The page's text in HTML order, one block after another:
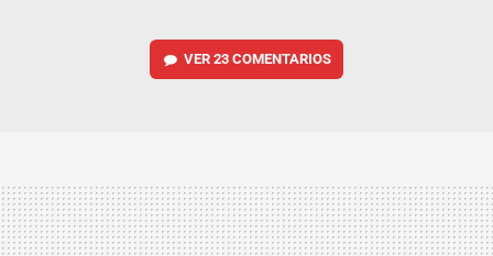
VER 23 COMENTARIOS